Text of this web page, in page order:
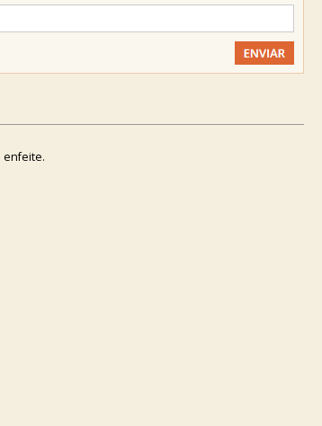
enfeite.